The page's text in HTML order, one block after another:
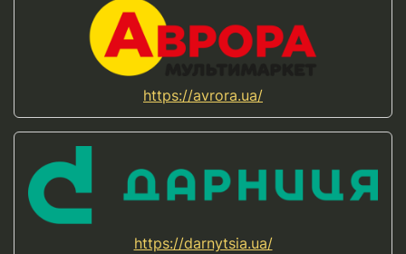
https://avrora.ua/
https://darnytsia.ua/